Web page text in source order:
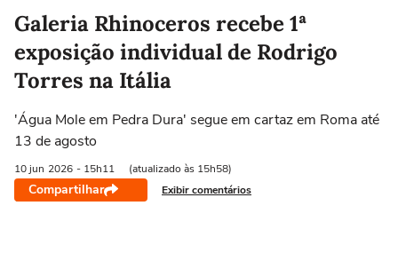
Galeria Rhinoceros recebe 1ª
exposição individual de Rodrigo
Torres na Itália
'Água Mole em Pedra Dura' segue em cartaz em Roma até
13 de agosto
10 jun 2026 - 15h11 (atualizado às 15h58)
Compartilhar Exibir comentários